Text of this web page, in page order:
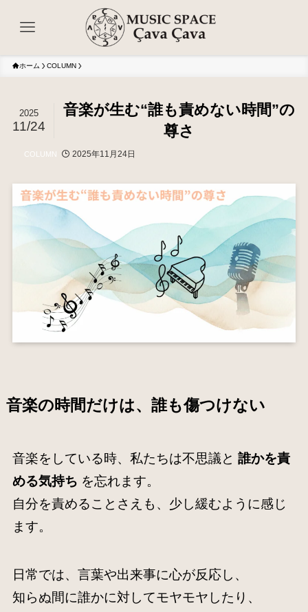
ホーム COLUMN
音楽が生む“誰も責めない時間”の
尊さ
2025
11/24
COLUMN 2025年11月24日
音楽の時間だけは、誰も傷つけない
音楽をしている時、私たちは不思議と 誰かを責
める気持ち を忘れます。
自分を責めることさえも、少し緩むように感じ
ます。
日常では、言葉や出来事に心が反応し、
知らぬ間に誰かに対してモヤモヤしたり、